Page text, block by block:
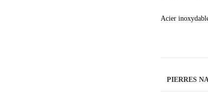
Acier
PIERRES